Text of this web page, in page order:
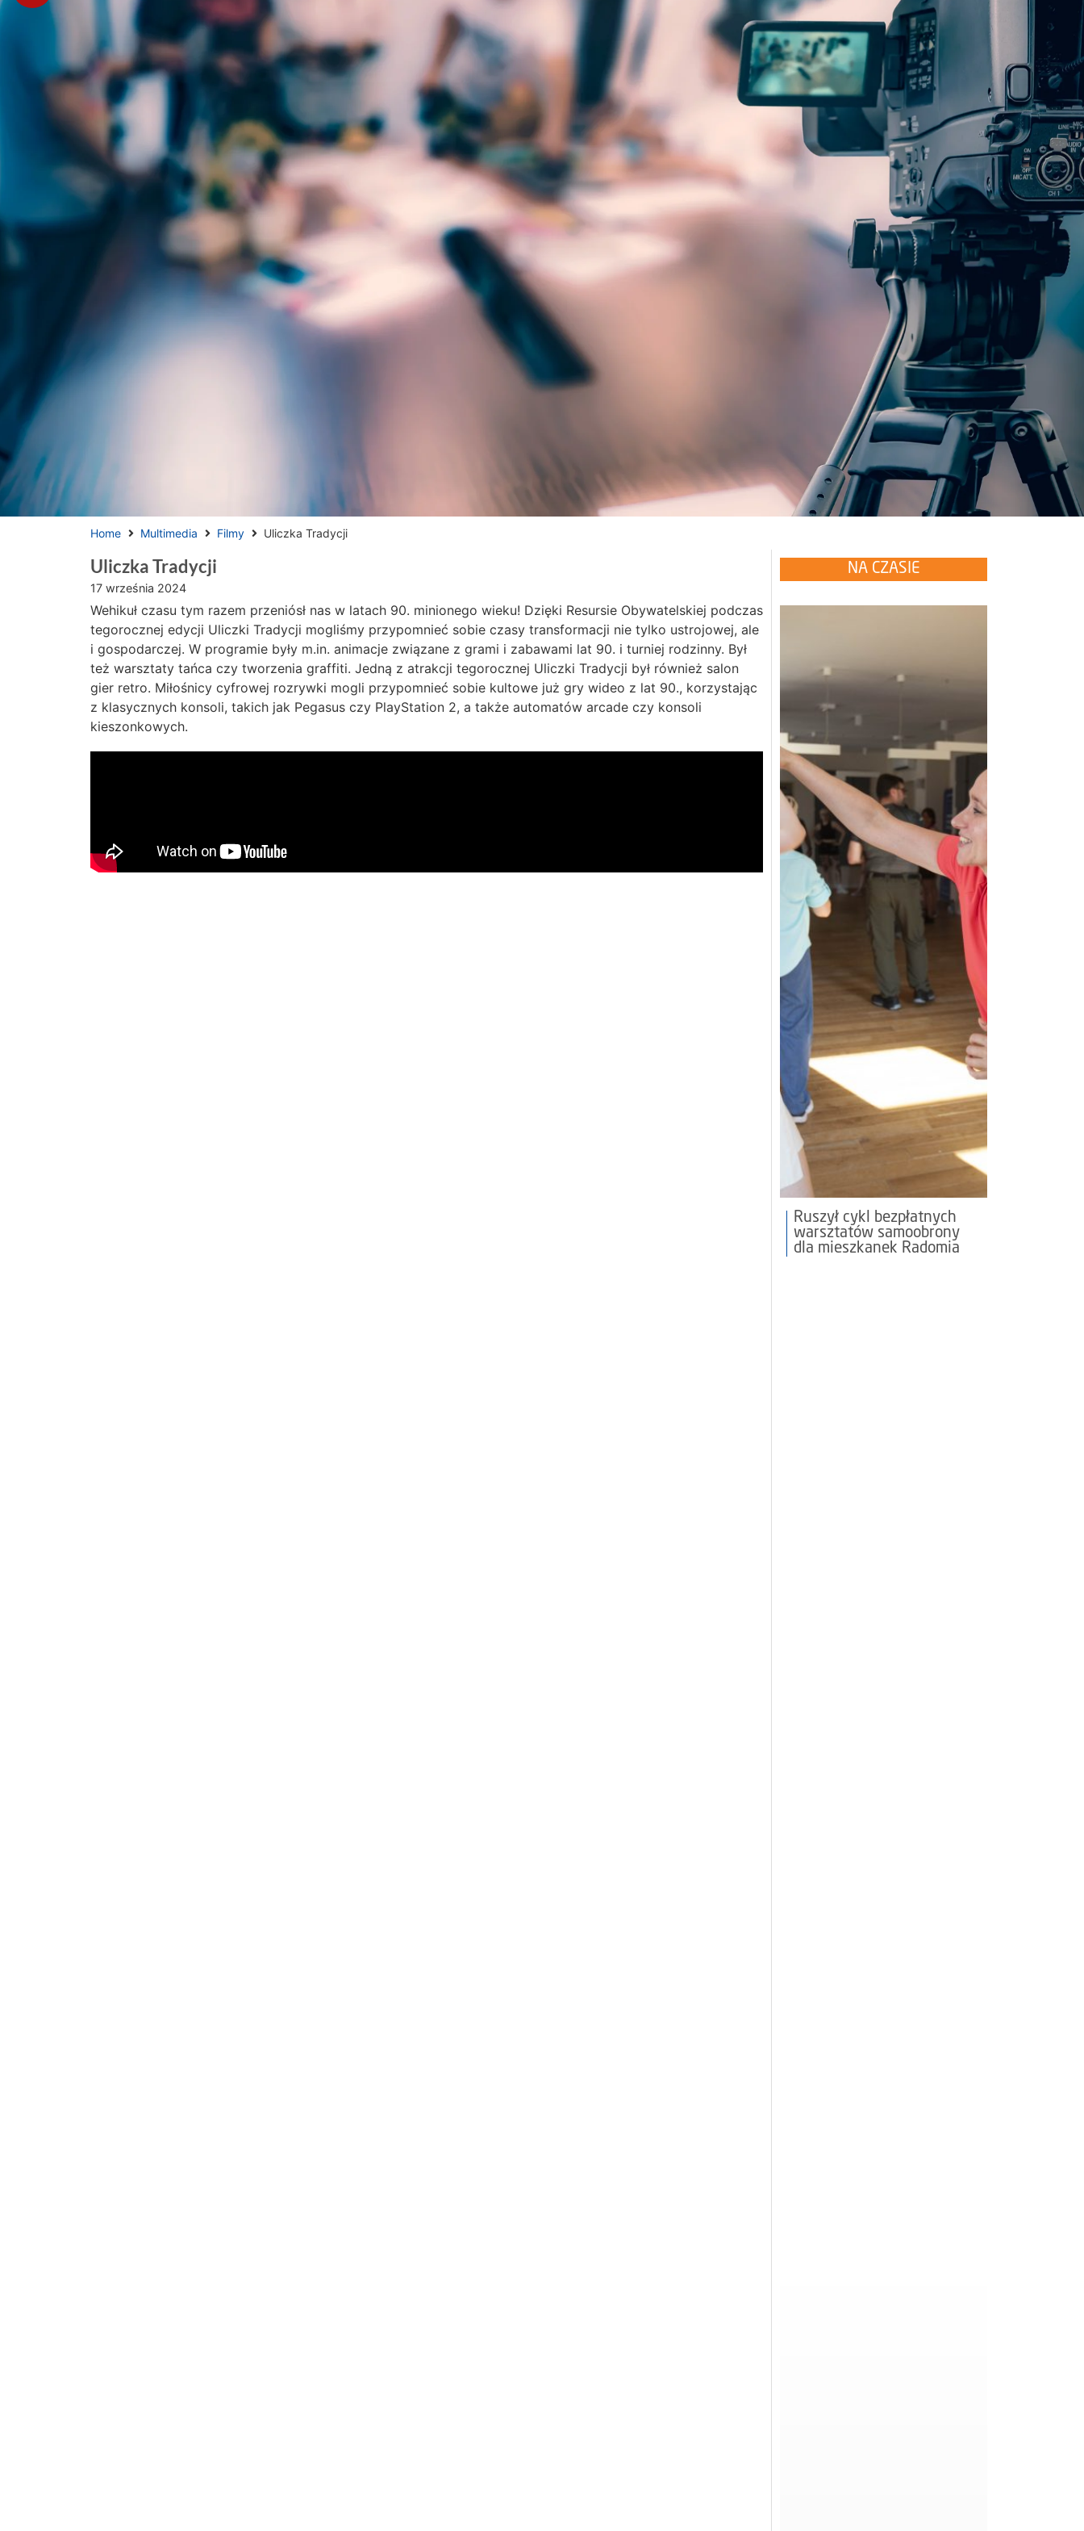
Home Multimedia Filmy Uliczka Tradycji
Uliczka Tradycji
17 września 2024
Wehikuł czasu tym razem przeniósł nas w latach 90. minionego wieku! Dzięki Resursie Obywatelskiej podczas
tegorocznej edycji Uliczki Tradycji mogliśmy przypomnieć sobie czasy transformacji nie tylko ustrojowej, ale
i gospodarczej. W programie były m.in. animacje związane z grami i zabawami lat 90. i turniej rodzinny. Był
też warsztaty tańca czy tworzenia graffiti. Jedną z atrakcji tegorocznej Uliczki Tradycji był również salon
gier retro. Miłośnicy cyfrowej rozrywki mogli przypomnieć sobie kultowe już gry wideo z lat 90., korzystając
z klasycznych konsoli, takich jak Pegasus czy PlayStation 2, a także automatów arcade czy konsoli
kieszonkowych.
NA CZASIE
Ruszył cykl bezpłatnych
warsztatów samoobrony
dla mieszkanek Radomia